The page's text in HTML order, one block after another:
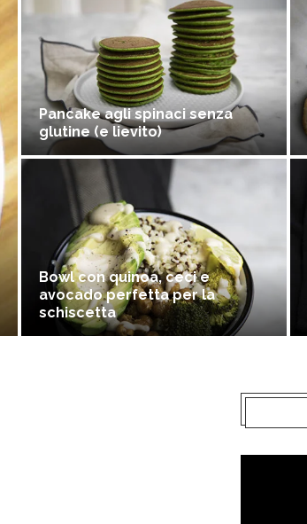
Pancake agli spinaci senza
glutine (e lievito)
Bowl con quinoa, ceci e
avocado perfetta per la
schiscetta